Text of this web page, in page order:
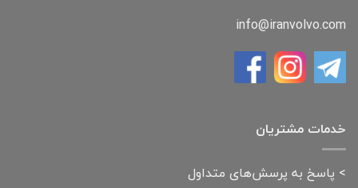
info@iranvolvo.com
خدمات مشتریان
> پاسخ به پرسش‌های متداول